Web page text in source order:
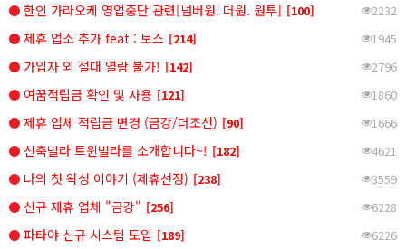
한인 가라오케 영업중단 관련[넘버원. 더원. 원투] [100] 2232
제휴 업소 추가 feat : 보스 [214] 1945
가입자 외 절대 열람 불가! [142] 2796
여꿈적립금 확인 및 사용 [121] 1860
제휴 업체 적립금 변경 (금강/더조선) [90] 1666
신축빌라 트윈빌라를 소개합니다~! [182] 4621
나의 첫 왁싱 이야기 (제휴선정) [238] 3559
신규 제휴 업체 "금강" [256] 6228
파타야 신규 시스템 도입 [189] 6226